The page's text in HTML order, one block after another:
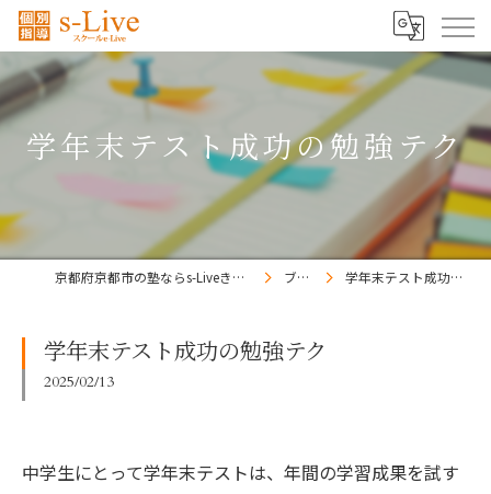
学年末テスト成功の勉強テク
京都府京都市の塾ならs-Liveきょうと梅小路校 ブログ 学年末テスト成功の勉強テク
学年末テスト成功の勉強テク
2025/02/13
中学生にとって学年末テストは、年間の学習成果を試す